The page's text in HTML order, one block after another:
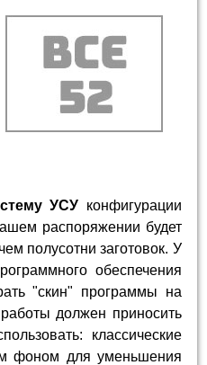
УСУ конфигурации
распоряжении будет
полусотни заготовок. У
обеспечения
"скин" программы на
должен приносить
классические
фоном для уменьшения